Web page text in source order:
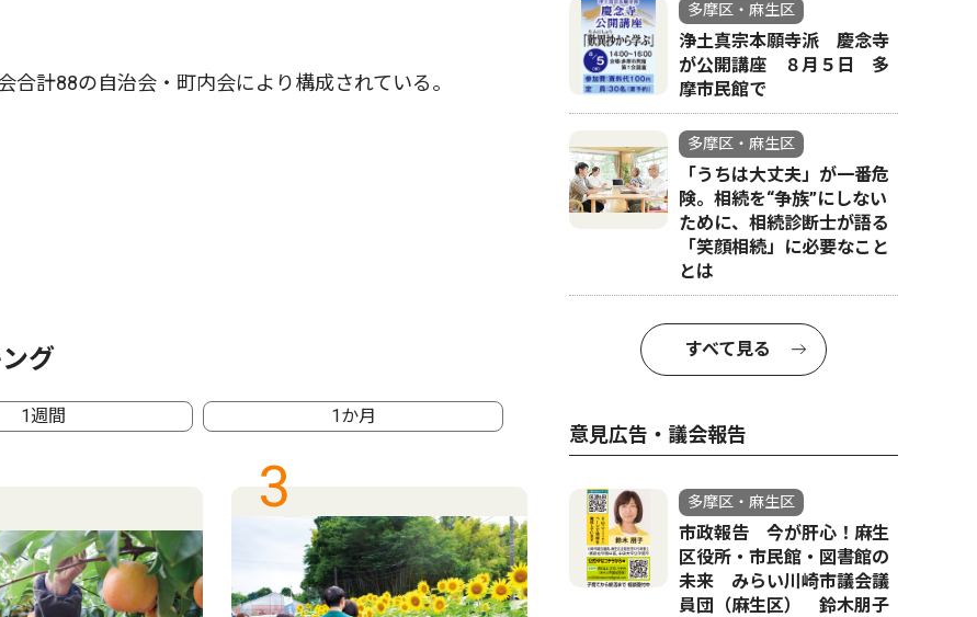
計88の自治会・町内会により構成されている。
グ
1週間 1か月
3 4
多摩区・麻生区
浄土真宗本願寺派 慶念寺
が公開講座 ８月５日 多
摩市民館で
多摩区・麻生区
「うちは大丈夫」が一番危
険。相続を“争族”にしない
ために、相続診断士が語る
「笑顔相続」に必要なこと
とは
すべて見る
意見広告・議会報告
多摩区・麻生区
市政報告 今が肝心！麻生
区役所・市民館・図書館の
未来 みらい川崎市議会議
員団（麻生区） 鈴木朋子